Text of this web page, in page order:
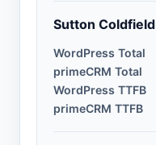
Sutton Coldfield
WordPress Total
primeCRM Total
WordPress TTFB
primeCRM TTFB